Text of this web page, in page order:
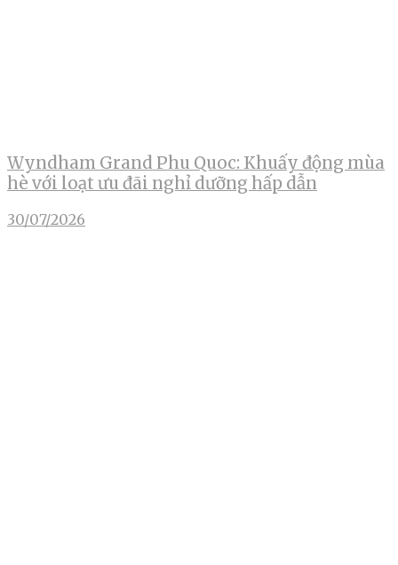
Wyndham Grand Phu Quoc: Khuấy động mùa
hè với loạt ưu đãi nghỉ dưỡng hấp dẫn
30/07/2026